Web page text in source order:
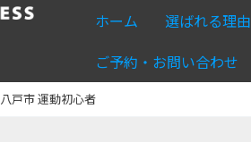
ホーム 選ばれる理由
ご予約・お問い合わせ
八戸市 運動初心者